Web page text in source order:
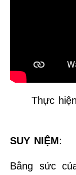
Thực
SUY NIỆM:
Bằng sức